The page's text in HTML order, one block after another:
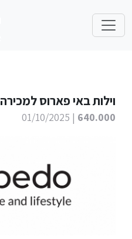
וילות באי פארוס למכירה
640.000
| 01/10/2025